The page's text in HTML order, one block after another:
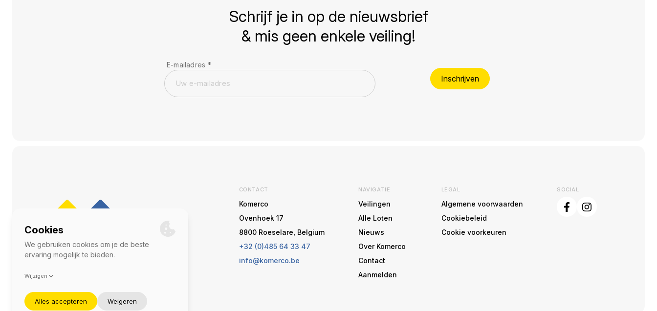
Schrijf je in op de nieuwsbrief
& mis geen enkele veiling!
E-mailadres *
Inschrijven
CONTACT
Komerco
Ovenhoek 17
8800 Roeselare, Belgium
+32 (0)485 64 33 47
info@komerco.be
NAVIGATIE
Veilingen
Alle Loten
Nieuws
Over Komerco
Contact
Aanmelden
LEGAL
Algemene voorwaarden
Cookiebeleid
Cookie voorkeuren
SOCIAL